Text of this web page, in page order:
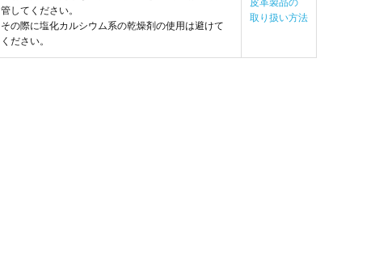
管してください。
その際に塩化カルシウム系の乾燥剤の使用は避けて
ください。
取り扱い方法